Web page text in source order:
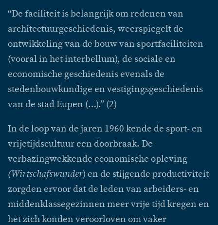
“De faciliteit is belangrijk om redenen van
architectuurgeschiedenis, weerspiegelt de
ontwikkeling van de bouw van sportfaciliteiten
(vooral in het interbellum), de sociale en
economische geschiedenis evenals de
stedenbouwkundige en vestigingsgeschiedenis
van de stad Eupen (…).” (2)
In de loop van de jaren 1960 kende de sport- en
vrijetijdscultuur een doorbraak. De
verbazingwekkende economische opleving
(Wirtschafswunder) en de stijgende productiviteit
zorgden ervoor dat de leden van arbeiders- en
middenklassegezinnen meer vrije tijd kregen en
het zich konden veroorloven om vaker